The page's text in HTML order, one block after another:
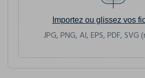
Importez ou glissez vos
JPG, PNG, AI, EPS, PDF, SVG